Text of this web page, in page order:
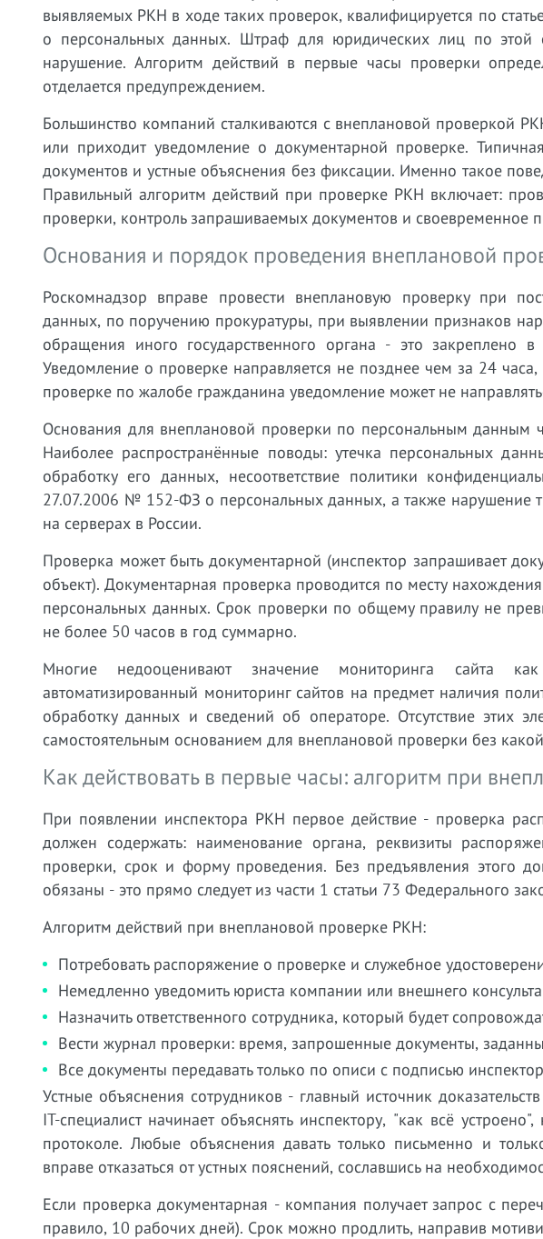
выявляемых РКН в ходе таких проверок, квалифицируется по
о персональных данных. Штраф для юридических лиц по этой
нарушение. Алгоритм действий в первые часы проверки
отделается предупреждением.
Большинство компаний сталкиваются с внеплановой проверкой
или приходит уведомление о документарной проверке.
документов и устные объяснения без фиксации. Именно такое
Правильный алгоритм действий при проверке РКН включает:
проверки, контроль запрашиваемых документов и своевременное
Основания и порядок проведения внеплановой
Роскомнадзор вправе провести внеплановую проверку при
данных, по поручению прокуратуры, при выявлении признаков
обращения иного государственного органа - это
Уведомление о проверке направляется не позднее чем за 24
проверке по жалобе гражданина уведомление может не
Основания для внеплановой проверки по персональным данным
Наиболее распространённые поводы: утечка персональных
обработку его данных, несоответствие политики
27.07.2006 № 152-ФЗ о персональных данных, а также нарушение
на серверах в России.
Проверка может быть документарной (инспектор запрашивает
объект). Документарная проверка проводится по месту
персональных данных. Срок проверки по общему правилу не
не более 50 часов в год суммарно.
Многие недооценивают значение мониторинга сайта
автоматизированный мониторинг сайтов на предмет наличия
обработку данных и сведений об операторе. Отсутствие этих
самостоятельным основанием для внеплановой проверки без
Как действовать в первые часы: алгоритм при
При появлении инспектора РКН первое действие - проверка
должен содержать: наименование органа, реквизиты
проверки, срок и форму проведения. Без предъявления этого
обязаны - это прямо следует из части 1 статьи 73 Федерального
Алгоритм действий при внеплановой проверке РКН:
Потребовать распоряжение о проверке и служебное
Немедленно уведомить юриста компании или внешнего
Назначить ответственного сотрудника, который будет
Вести журнал проверки: время, запрошенные документы,
Все документы передавать только по описи с подписью
Устные объяснения сотрудников - главный источник
IT-специалист начинает объяснять инспектору, "как всё
протоколе. Любые объяснения давать только письменно и
вправе отказаться от устных пояснений, сославшись на
Если проверка документарная - компания получает запрос с
правило, 10 рабочих дней). Срок можно продлить, направив